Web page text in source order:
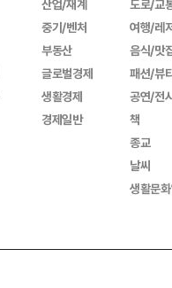
산업/재계
중기/벤처
부동산
글로벌경제
생활경제
경제일반
도로/교
여행/레
음식/맛
패션/뷰
공연/전
책
종교
날씨
생활문